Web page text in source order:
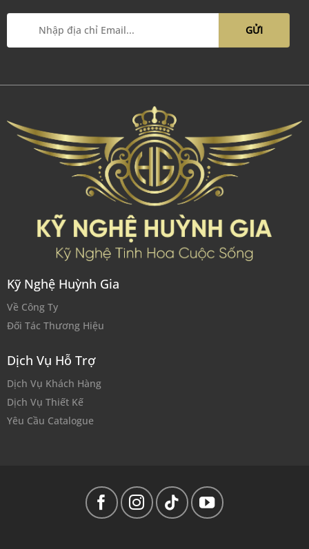
Kỹ Nghệ Huỳnh Gia
Về Công Ty
Đối Tác Thương Hiệu
Dịch Vụ Hỗ Trợ
Dịch Vụ Khách Hàng
Dịch Vụ Thiết Kế
Yêu Cầu Catalogue